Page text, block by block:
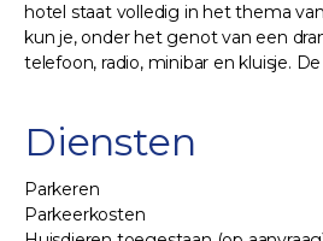
hotel staat volledig in het thema
kun je, onder het genot van een
telefoon, radio, minibar en kluisje.
Diensten
Parkeren
Parkeerkosten